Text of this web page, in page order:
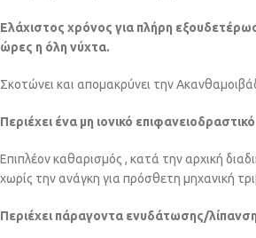
Ελάχιστος χρόνος για πλήρη
ώρες η όλη νύχτα.
Σκοτώνει και απομακρύνει την
Περιέχει ένα μη ιονικό επιφανειοδραστικό
Επιπλέον καθαρισμός , κατά την αρχική
χωρίς την ανάγκη για πρόσθετη μηχανική
Περιέχει πάραγοντα ενυδάτωσης/